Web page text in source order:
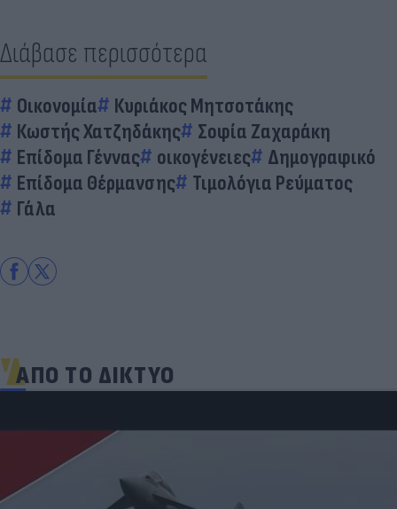
Διάβασε περισσότερα
Οικονομία
Κυριάκος Μητσοτάκης
Κωστής Χατζηδάκης
Σοφία Ζαχαράκη
Επίδομα Γέννας
οικογένειες
Δημογραφικό
Επίδομα Θέρμανσης
Τιμολόγια Ρεύματος
Γάλα
ΑΠΟ ΤΟ ΔΙΚΤΥΟ